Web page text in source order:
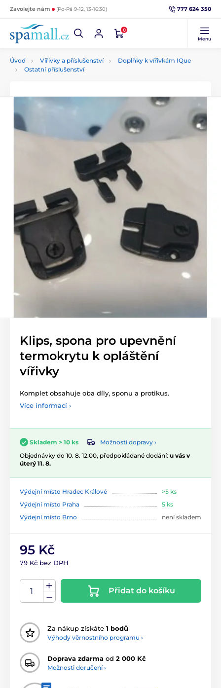
Zavolejte nám (Po-Pá 9-12, 13-16:30) 777 624 350
0
Menu
Úvod Vířivky a příslušenství
Doplňky k vířivkám IQue
Ostatní příslušenství
Klips, spona pro upevnění
termokrytu k opláštění
vířivky
Komplet obsahuje oba díly, sponu a protikus.
Více informací ›
Skladem > 10 ks
Možnosti dopravy ›
Objednávky do 10. 8. 12:00, předpokládané dodání: u vás v
úterý 11. 8.
Výdejní místo Hradec Králové
>5 ks
Výdejní místo Praha
5 ks
Výdejní místo Brno
není skladem
95 Kč
79 Kč bez DPH
Přidat do košíku
Za nákup získáte 1 bodů
Výhody věrnostního programu ›
Doprava zdarma od 2 000 Kč
Možnosti doručení ›